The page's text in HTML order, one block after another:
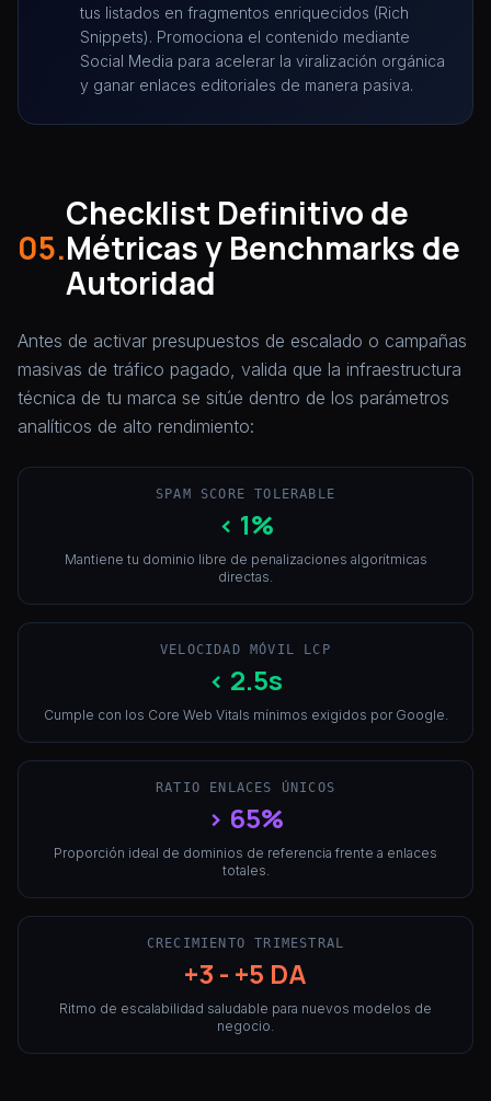
tus listados en fragmentos enriquecidos (Rich
Snippets). Promociona el contenido mediante
Social Media para acelerar la viralización orgánica
y ganar enlaces editoriales de manera pasiva.
05.
Checklist Definitivo de
Métricas y Benchmarks de
Autoridad
Antes de activar presupuestos de escalado o campañas
masivas de tráfico pagado, valida que la infraestructura
técnica de tu marca se sitúe dentro de los parámetros
analíticos de alto rendimiento:
SPAM SCORE TOLERABLE
< 1%
Mantiene tu dominio libre de penalizaciones algorítmicas
directas.
VELOCIDAD MÓVIL LCP
< 2.5s
Cumple con los Core Web Vitals mínimos exigidos por Google.
RATIO ENLACES ÚNICOS
> 65%
Proporción ideal de dominios de referencia frente a enlaces
totales.
CRECIMIENTO TRIMESTRAL
+3 - +5 DA
Ritmo de escalabilidad saludable para nuevos modelos de
negocio.